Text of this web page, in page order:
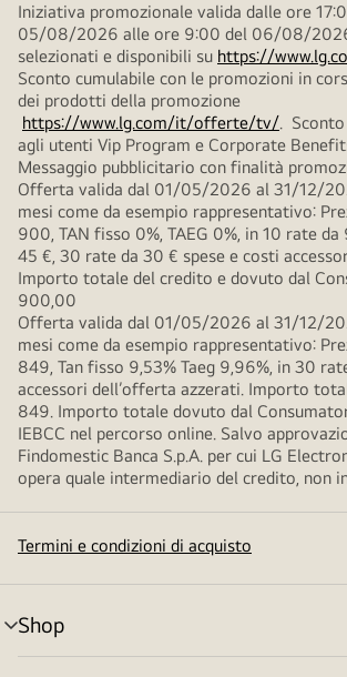
Iniziativa promozionale valida dalle ore
05/08/2026 alle ore 9:00 del 06/08/
selezionati e disponibili su https://
Sconto cumulabile con le promozioni in
dei prodotti della promozione
https://www.lg.com/it/offerte/tv/.
agli utenti Vip Program e Corporate
Messaggio pubblicitario con finalità
Offerta valida dal 01/05/2026 al 31/12/
mesi come da esempio rappresentativo:
900, TAN fisso 0%, TAEG 0%, in 10 rate
45 €, 30 rate da 30 € spese e costi
Importo totale del credito e dovuto dal
900,00
Offerta valida dal 01/05/2026 al 31/12/
mesi come da esempio rappresentativo:
849, Tan fisso 9,53% Taeg 9,96%, in 30
accessori dell’offerta azzerati. Importo
849. Importo totale dovuto dal
IEBCC nel percorso online. Salvo
Findomestic Banca S.p.A. per cui LG
opera quale intermediario del credito, non
Termini e condizioni di acquisto
Shop
Attivazione
menu